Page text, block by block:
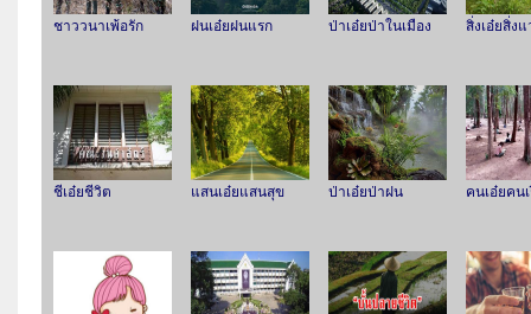
ชาววนาเพ้อรัก ฝนเอ๋ยฝนแรก ป่าเอ๋ยป่าในเมือง สิ่งเอ๋ยสิ่ง
ชีเอ๋ยชีวิต แสนเอ๋ยแสนสุข ป่าเอ๋ยป่าฝน คนเอ๋ยคน